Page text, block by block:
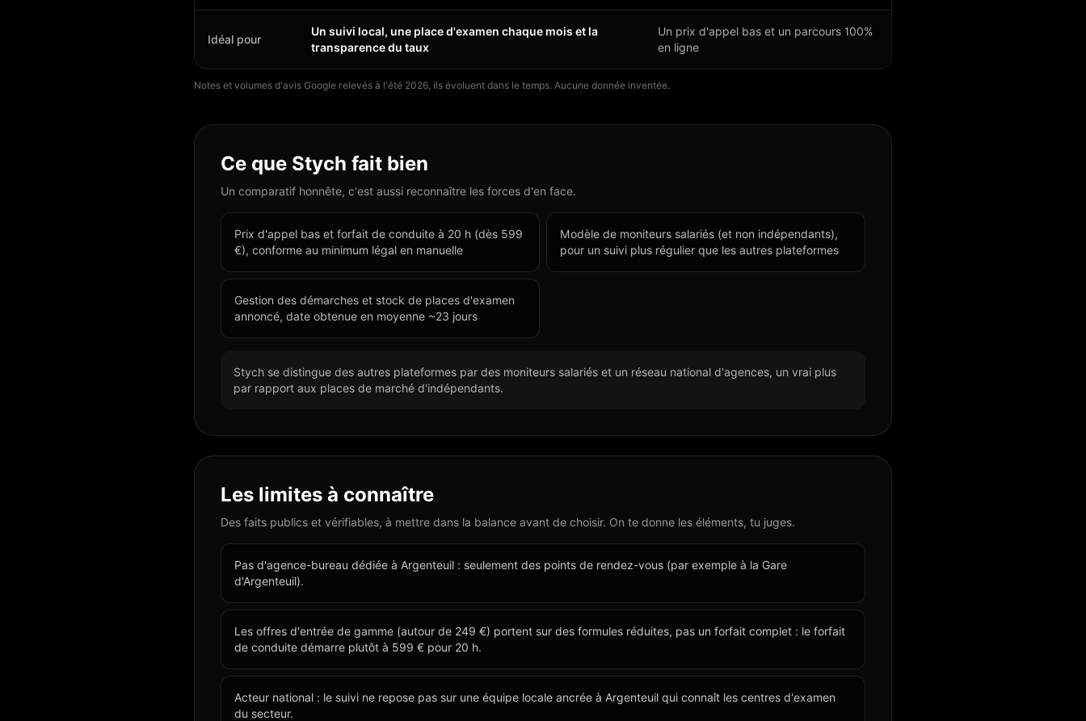
Idéal pour
Un suivi local, une place d'examen chaque mois et la
transparence du taux
Un prix d'appel bas et un parcours 100%
en ligne
Notes et volumes d'avis Google relevés à l'été 2026, ils évoluent dans le temps. Aucune donnée inventée.
Ce que Stych fait bien
Un comparatif honnête, c'est aussi reconnaître les forces d'en face.
Prix d'appel bas et forfait de conduite à 20 h (dès 599
€), conforme au minimum légal en manuelle
Modèle de moniteurs salariés (et non indépendants),
pour un suivi plus régulier que les autres plateformes
Gestion des démarches et stock de places d'examen
annoncé, date obtenue en moyenne ~23 jours
Stych se distingue des autres plateformes par des moniteurs salariés et un réseau national d'agences, un vrai plus
par rapport aux places de marché d'indépendants.
Les limites à connaître
Des faits publics et vérifiables, à mettre dans la balance avant de choisir. On te donne les éléments, tu juges.
Pas d'agence-bureau dédiée à Argenteuil : seulement des points de rendez-vous (par exemple à la Gare
d'Argenteuil).
Les offres d'entrée de gamme (autour de 249 €) portent sur des formules réduites, pas un forfait complet : le forfait
de conduite démarre plutôt à 599 € pour 20 h.
Acteur national : le suivi ne repose pas sur une équipe locale ancrée à Argenteuil qui connaît les centres d'examen
du secteur.